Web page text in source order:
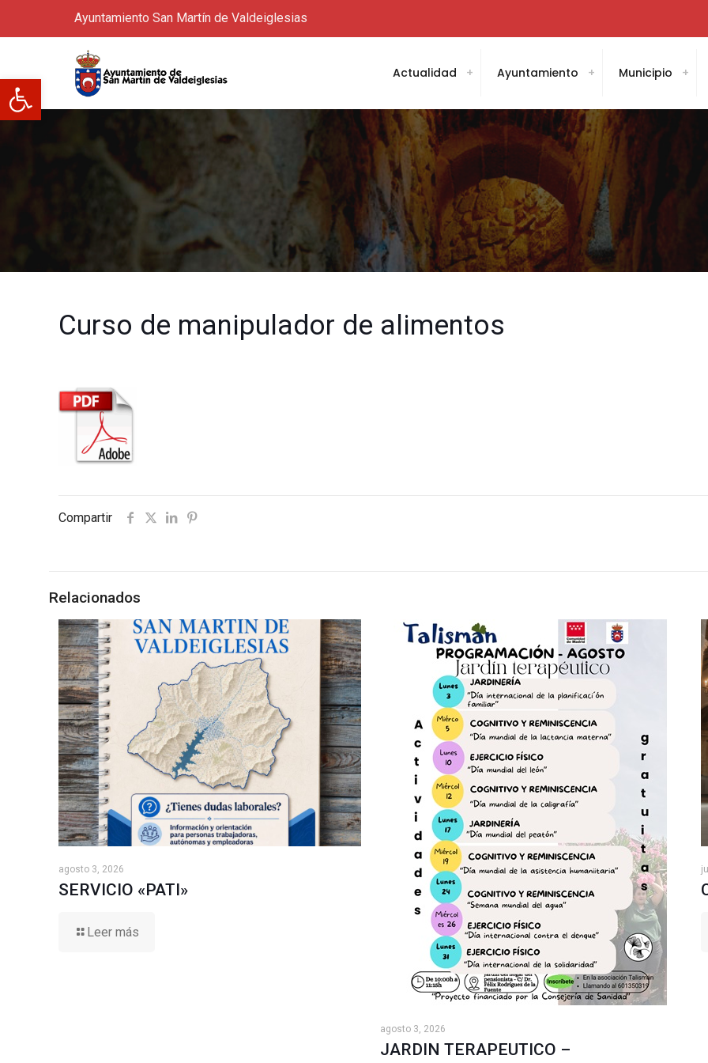
Abrir barra de herramientas
Ayuntamiento San Martín de Valdeiglesias
Actualidad Ayuntamiento Municipio
Curso de manipulador de alimentos
Compartir
Relacionados
agosto 3, 2026
SERVICIO «PATI»
Leer más
agosto 3, 2026
JARDIN TERAPEUTICO –